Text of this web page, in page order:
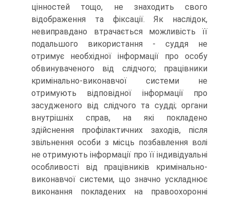
цінностей тощо, не знаходить свого
відображення та фіксації. Як наслідок,
невиправдано втрачається можливість її
подальшого використання - суддя не
отримує необхідної інформації про особу
обвинуваченого від слідчого; працівники
кримінально-виконавчої системи не
отримують відповідної інформації про
засудженого від слідчого та судді; органи
внутрішніх справ, на які покладено
здійснення профілактичних заходів, після
звільнення особи з місць позбавлення волі
не отримують інформації про її індивідуальні
особливості від працівників кримінально-
виконавчої системи, що значно ускладнює
виконання покладених на правоохоронні